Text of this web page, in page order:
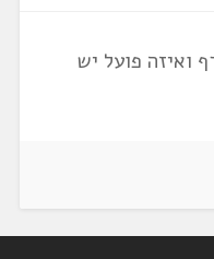
ואיזה פועל יש